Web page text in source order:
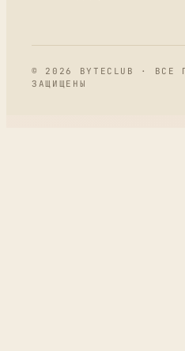
© 2026 BYTECLUB · ВСЕ
ЗАЩИЩЕНЫ